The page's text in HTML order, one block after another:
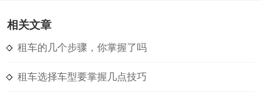
相关文章
租车的几个步骤，你掌握了吗
租车选择车型要掌握几点技巧